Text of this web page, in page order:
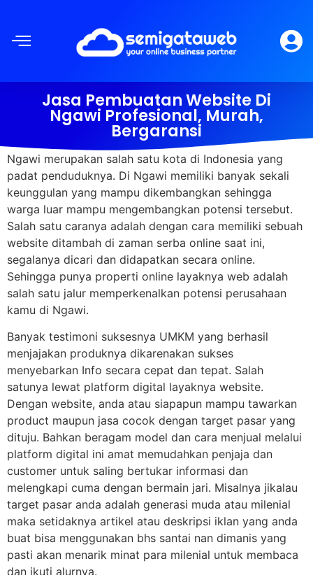
Jasa Pembuatan Website Di
Ngawi Profesional, Murah,
Bergaransi
Ngawi merupakan salah satu kota di Indonesia yang
padat penduduknya. Di Ngawi memiliki banyak sekali
keunggulan yang mampu dikembangkan sehingga
warga luar mampu mengembangkan potensi tersebut.
Salah satu caranya adalah dengan cara memiliki sebuah
website ditambah di zaman serba online saat ini,
segalanya dicari dan didapatkan secara online.
Sehingga punya properti online layaknya web adalah
salah satu jalur memperkenalkan potensi perusahaan
kamu di Ngawi.
Banyak testimoni suksesnya UMKM yang berhasil
menjajakan produknya dikarenakan sukses
menyebarkan Info secara cepat dan tepat. Salah
satunya lewat platform digital layaknya website.
Dengan website, anda atau siapapun mampu tawarkan
product maupun jasa cocok dengan target pasar yang
dituju. Bahkan beragam model dan cara menjual melalui
platform digital ini amat memudahkan penjaja dan
customer untuk saling bertukar informasi dan
melengkapi cuma dengan bermain jari. Misalnya jikalau
target pasar anda adalah generasi muda atau milenial
maka setidaknya artikel atau deskripsi iklan yang anda
buat bisa menggunakan bhs santai nan dimanis yang
pasti akan menarik minat para milenial untuk membaca
dan ikuti alurnya.